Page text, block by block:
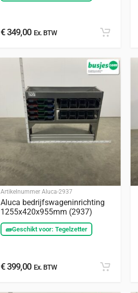
€349,00Ex. BTW
Artikelnummer Aluca-2937
Aluca bedrijfswageninrichting
1255x420x955mm (2937)
🧱Geschikt voor: Tegelzetter
€399,00Ex. BTW